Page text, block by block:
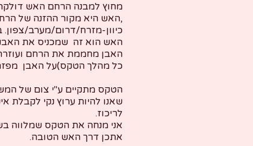
מחוץ למבנה הרחם האש
,האש היא מקור ההזנה של
כיוון-מזרח/דרום/מערב/
האש הוא זה שמכניס את
כל מהלך הטקס)על האבן
הטקס מתקיים ע"י צום של
שאנו להיות ערוץ נקי לקבלת
לריכוז.
אני מנחה את הטקס שמלווה
אתכן דרך האש הטובה.